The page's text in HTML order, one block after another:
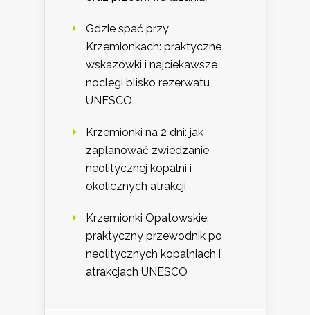
Gdzie spać przy
Krzemionkach: praktyczne
wskazówki i najciekawsze
noclegi blisko rezerwatu
UNESCO
Krzemionki na 2 dni: jak
zaplanować zwiedzanie
neolitycznej kopalni i
okolicznych atrakcji
Krzemionki Opatowskie:
praktyczny przewodnik po
neolitycznych kopalniach i
atrakcjach UNESCO